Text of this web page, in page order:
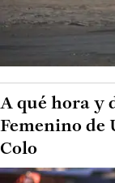
A qué hora y
Femenino de
Colo